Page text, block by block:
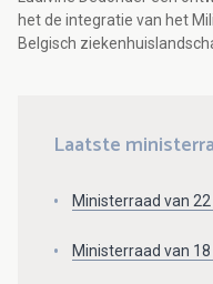
het de integratie van het
Belgisch
Laatste
Ministerraad van
Ministerraad van